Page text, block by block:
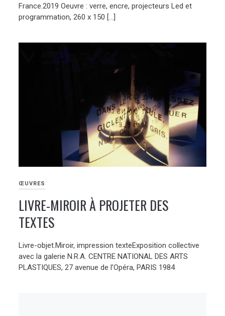
France.2019 Oeuvre : verre, encre, projecteurs Led et
programmation, 260 x 150 […]
ŒUVRES
LIVRE-MIROIR À PROJETER DES
TEXTES
Livre-objet.Miroir, impression texteExposition collective
avec la galerie N.R.A. CENTRE NATIONAL DES ARTS
PLASTIQUES, 27 avenue de l’Opéra, PARIS 1984